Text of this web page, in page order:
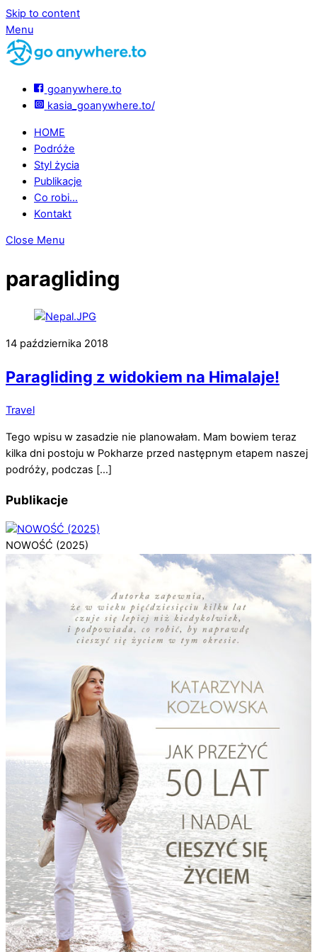
Skip to content
Menu
goanywhere.to
kasia_goanywhere.to/
HOME
Podróże
Styl życia
Publikacje
Co robi…
Kontakt
Close Menu
paragliding
14 października 2018
Paragliding z widokiem na Himalaje!
Travel
Tego wpisu w zasadzie nie planowałam. Mam bowiem teraz
kilka dni postoju w Pokharze przed następnym etapem naszej
podróży, podczas […]
Publikacje
NOWOŚĆ (2025)